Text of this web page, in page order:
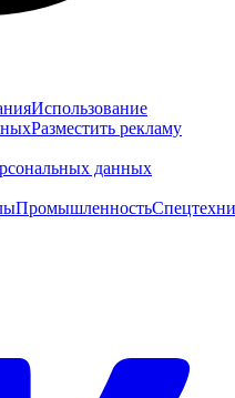
Использование
Разместить рекламу
данных
Промышленность